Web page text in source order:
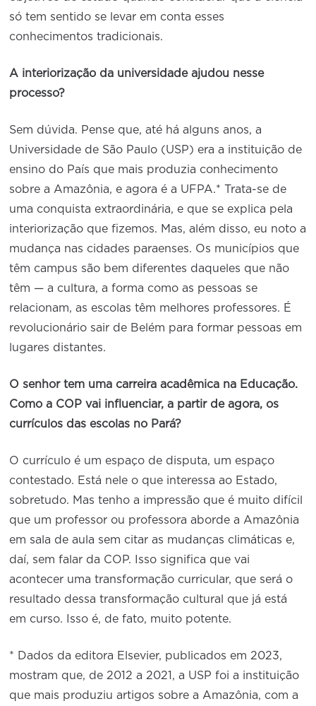
só tem sentido se levar em conta esses
conhecimentos tradicionais.
A interiorização da universidade ajudou nesse
processo?
Sem dúvida. Pense que, até há alguns anos, a
Universidade de São Paulo (USP) era a instituição de
ensino do País que mais produzia conhecimento
sobre a Amazônia, e agora é a UFPA.* Trata-se de
uma conquista extraordinária, e que se explica pela
interiorização que fizemos. Mas, além disso, eu noto a
mudança nas cidades paraenses. Os municípios que
têm campus são bem diferentes daqueles que não
têm — a cultura, a forma como as pessoas se
relacionam, as escolas têm melhores professores. É
revolucionário sair de Belém para formar pessoas em
lugares distantes.
O senhor tem uma carreira acadêmica na Educação.
Como a COP vai influenciar, a partir de agora, os
currículos das escolas no Pará?
O currículo é um espaço de disputa, um espaço
contestado. Está nele o que interessa ao Estado,
sobretudo. Mas tenho a impressão que é muito difícil
que um professor ou professora aborde a Amazônia
em sala de aula sem citar as mudanças climáticas e,
daí, sem falar da COP. Isso significa que vai
acontecer uma transformação curricular, que será o
resultado dessa transformação cultural que já está
em curso. Isso é, de fato, muito potente.
* Dados da editora Elsevier, publicados em 2023,
mostram que, de 2012 a 2021, a USP foi a instituição
que mais produziu artigos sobre a Amazônia, com a